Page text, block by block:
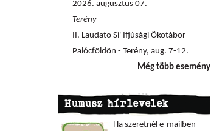
2026. augusztus 07.
Terény
II. Laudato Si' Ifjúsági Ökotábor
Palócföldön - Terény, aug. 7-12.
Még több esemény
Humusz hírlevelek
Ha szeretnél e-mailben